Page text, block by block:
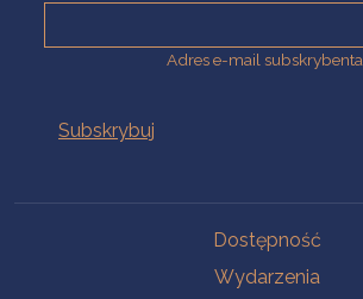
Adres e-mail subskrybenta.
Dostępność
Wydarzenia